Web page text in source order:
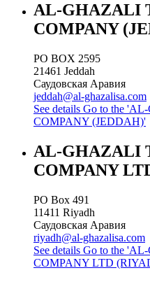
AL-GHAZALI
COMPANY
PO BOX 2595
21461 Jeddah
Саудовская Аравия
jeddah@al-ghazalisa.com
See details Go to the
COMPANY (JEDDAH)'
AL-GHAZALI
COMPANY
PO Box 491
11411 Riyadh
Саудовская Аравия
riyadh@al-ghazalisa.com
See details Go to the
COMPANY LTD